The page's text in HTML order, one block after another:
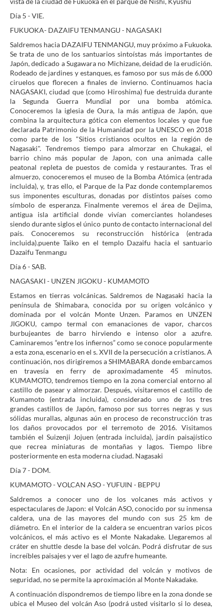
Día 5 - VIE.
FUKUOKA- DAZAIFU TENMANGU - NAGASAKI
Saldremos hacia DAZAIFU TENMANGU, muy próximo a Fukuoka.
Se trata de uno de los santuarios sintoístas más importantes de
Japón, dedicado a Sugawara no Michizane, deidad de la erudición.
Rodeado de jardines y estanques, es famoso por sus más de 6.000
ciruelos que florecen a finales de invierno. Continuamos hacia
NAGASAKI, ciudad que (como Hiroshima) fue destruida durante
la Segunda Guerra Mundial por una bomba atómica.
Conoceremos la iglesia de Oura, la más antigua de Japón, que
combina la arquitectura gótica con elementos locales y que fue
declarada Patrimonio de la Humanidad por la UNESCO en 2018
como parte de los "Sitios cristianos ocultos en la región de
Nagasaki". Tendremos tiempo para almorzar en Chukagai, el
barrio chino más popular de Japon, con una animada calle
peatonal repleta de puestos de comida y restaurantes. Tras el
almuerzo, conoceremos el museo de la Bomba Atómica (entrada
incluida), y, tras ello, el Parque de la Paz donde contemplaremos
sus imponentes esculturas, donadas por distintos países como
símbolo de esperanza. Finalmente veremos el área de Dejima,
antigua isla artificial donde vivían comerciantes holandeses
siendo durante siglos el único punto de contacto internacional del
país. Conoceremos su reconstrucción histórica (entrada
incluida).puente Taiko en el templo Dazaifu hacia el santuario
Dazaifu Tenmangu
Día 6 - SAB.
NAGASAKI - UNZEN JIGOKU - KUMAMOTO
Estamos en tierras volcánicas. Saldremos de Nagasaki hacia la
península de Shimabara, conocida por su origen volcánico y
dominada por el volcán Monte Unzen. Paramos en UNZEN
JIGOKU, campo termal con emanaciones de vapor, charcos
burbujeantes de barro hirviendo e intenso olor a azufre.
Caminaremos “entre los infiernos” como se conoce popularmente
a esta zona, escenario en el s. XVII de la persecución a cristianos. A
continuación, nos dirigiremos a SHIMABARA donde embarcamos
en travesía en ferry de aproximadamente 45 minutos.
KUMAMOTO, tendremos tiempo en la zona comercial entorno al
castillo de pasear y almorzar. Después, visitaremos el castillo de
Kumamoto (entrada incluida), considerado uno de los tres
grandes castillos de Japón, famoso por sus torres negras y sus
sólidas murallas, algunas aún en proceso de reconstrucción tras
los daños provocados por el terremoto de 2016. Visitamos
también el Suizenji Jojuen (entrada incluida), jardín paisajístico
que recrea miniaturas de montañas y lagos. Tiempo libre
posteriormente en esta moderna ciudad. Nagasaki
Día 7 - DOM.
KUMAMOTO - VOLCAN ASO - YUFUIN - BEPPU
Saldremos a conocer uno de los volcanes más activos y
espectaculares de Japon: el Volcán ASO, conocido por su inmensa
caldera, una de las mayores del mundo con sus 25 km de
diámetro. En el interior de la caldera se encuentran varios picos
volcánicos, el más activo es el Monte Nakadake. Llegaremos al
cráter en shuttle desde la base del volcán. Podrá disfrutar de sus
increíbles paisajes y ver el lago de azufre humeante.
Nota: En ocasiones, por actividad del volcán y motivos de
seguridad, no se permite la aproximación al Monte Nakadake.
A continuación dispondremos de tiempo libre en la zona donde se
ubica el Museo del volcán Aso (podrá usted visitarlo si lo desea,